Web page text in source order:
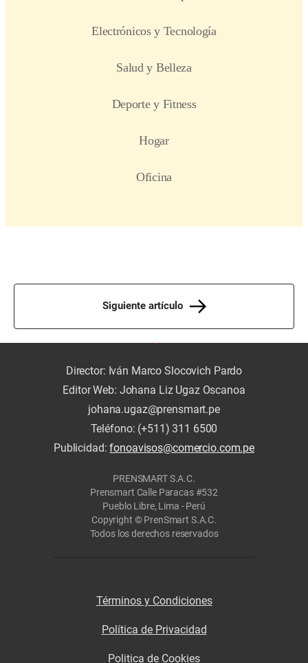
Siguiente artículo
Director: Iván Marco Slocovich Pardo
Editor Web: Johana Liz Ugaz Oscanoa
johana.ugaz@prensmart.pe
Teléfono: (+511) 311 6500
Publicidad:fonoavisos@comercio.com.pe
PRENSMART S.A.C.
Prensmart Calle Paracas #532
Pueblo Libre, Lima - Perú
Copyright © PrenSmart S.A.C.
Todos los derechos reservados
Términos y Condiciones
Política de Privacidad
Politica de Cookies